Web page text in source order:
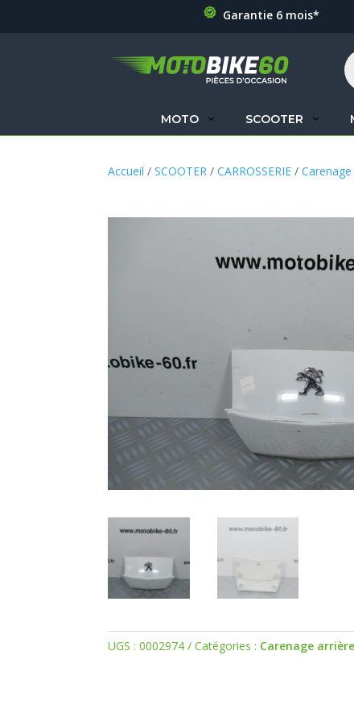
Garantie 6 mois*
MOTO SCOOTER
Accueil /SCOOTER /CARROSSERIE /
UGS :0002974 Catégories : Carenage arrière